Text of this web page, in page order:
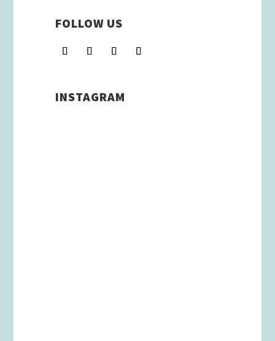
FOLLOW US
INSTAGRAM